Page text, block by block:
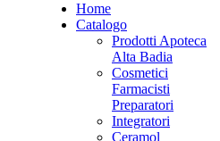
Home
Catalogo
Prodotti Apoteca
Alta Badia
Cosmetici
Farmacisti
Preparatori
Integratori
Ceramol